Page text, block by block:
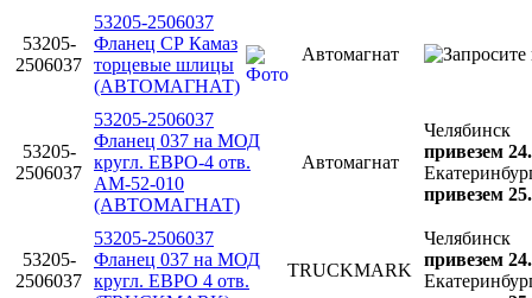
53205-
2506037
53205-2506037
Фланец СР Камаз
торцевые шлицы
(АВТОМАГНАТ)
Автомагнат
53205-
2506037
53205-2506037
Фланец 037 на МОД
кругл. ЕВРО-4 отв.
АМ-52-010
(АВТОМАГНАТ)
Автомагнат
Челябинск
привезем
привезем
53205-
2506037
53205-2506037
Фланец 037 на МОД
кругл. ЕВРО 4 отв.
TRUCKMARK
Челябинск
привезем